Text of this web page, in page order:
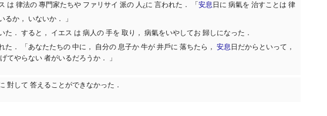
は 律法の 專門家たちや ファリサイ 派の 人¿に 言われた． 「 安息 日に 病氣を 治すことは 律
るか， いないか． 」
た． すると， イエス は 病人の 手を 取り， 病氣をいやしてお 歸しになった．
た． 「あなたたちの 中に， 自分の 息子か 牛が 井戶に 落ちたら， 安息 日だからといって，
てやらない 者がいるだろうか． 」
對して 答えることができなかった．